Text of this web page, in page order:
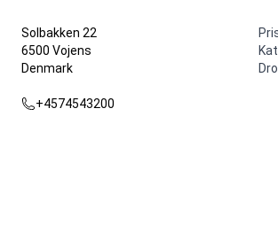
Solbakken 22
6500 Vojens
Denmark
+4574543200